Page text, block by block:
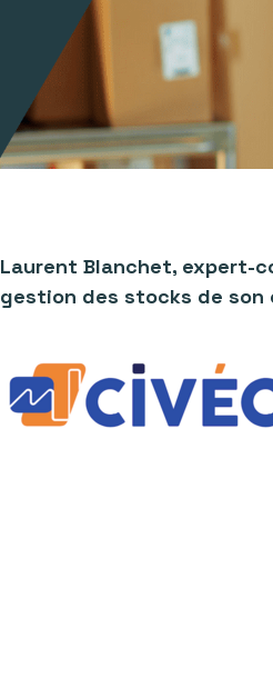
Laurent Blanchet, expert-
gestion des stocks de son